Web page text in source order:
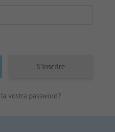
S’inscrire
vostra password?